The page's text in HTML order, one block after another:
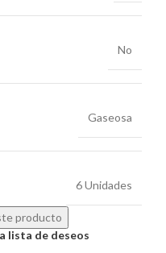
No
Gaseosa
6 Unidades
producto
lista de deseos